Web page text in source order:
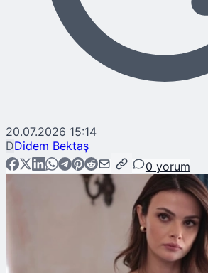
20.07.2026 15:14
DDidem Bektaş
0 yorum